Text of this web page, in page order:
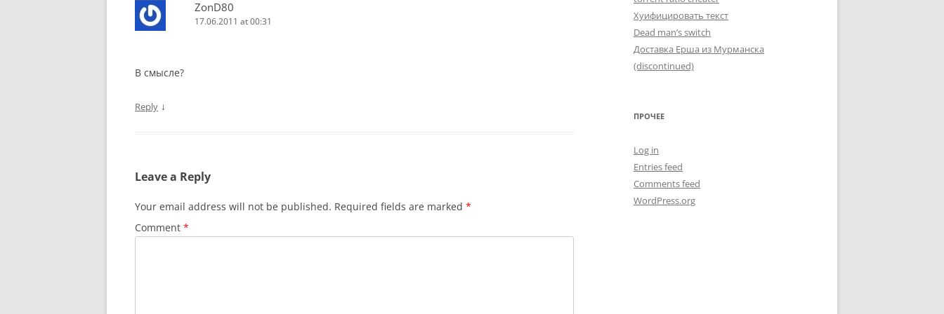
ZonD80
17.06.2011 at 00:31
В смысле?
Reply ↓
Leave a Reply
Your email address will not be published. Required fields are marked *
Comment *
Хуифицировать текст
Dead man’s switch
Доставка Ерша из Мурманска
(discontinued)
ПРОЧЕЕ
Log in
Entries feed
Comments feed
WordPress.org